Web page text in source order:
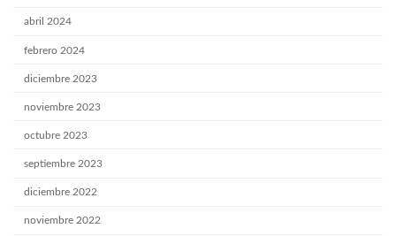
abril 2024
febrero 2024
diciembre 2023
noviembre 2023
octubre 2023
septiembre 2023
diciembre 2022
noviembre 2022